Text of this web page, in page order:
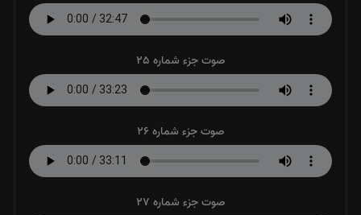
صوت جزء شماره 25
صوت جزء شماره 26
صوت جزء شماره 27